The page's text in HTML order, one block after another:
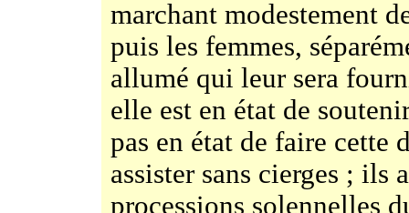
marchant modestement
puis les femmes,
allumé qui leur sera
elle est en état de
pas en état de faire cette
assister sans cierges ; ils
processions solennelles